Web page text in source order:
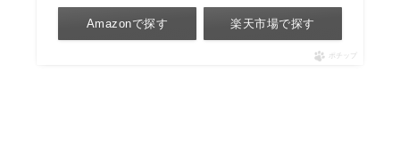
Amazonで探す 楽天市場で探す
ポチップ